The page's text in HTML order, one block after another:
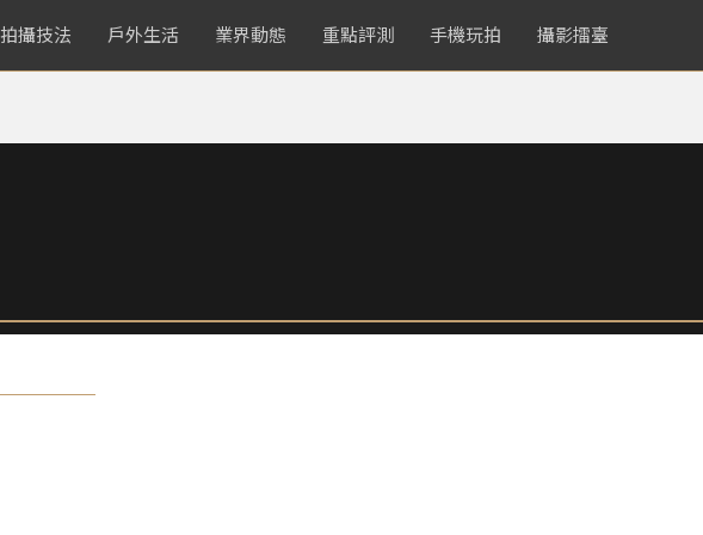
拍攝技法 戶外生活 業界動態 重點評測 手機玩拍 攝影擂臺